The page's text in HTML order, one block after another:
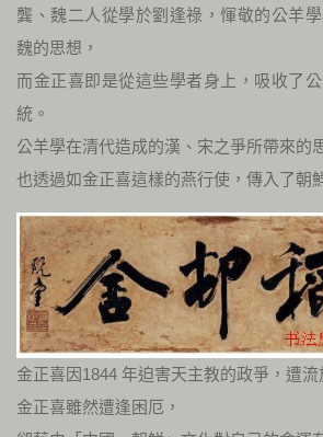
龔、魏二人從學於劉逢祿，惲敬的公羊
魏的思想，
而金正喜即是從這些學者身上，吸收了
統。
公羊學在清代造成的漢、宋之爭所帶來的
也透過如金正喜這樣的燕行使，傳入了朝
金正喜因1844 年迫害天主教的政爭，遭流
金正喜雖然遭逢困厄，